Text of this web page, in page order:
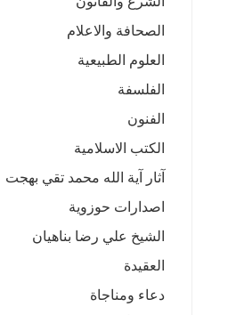
الصحافة والاعلام
العلوم الطبيعية
الفلسفة
الفنون
الكتب الاسلامية
آثار آية الله محمد تقي بهجت
اصدارات حوزوية
الشيخ علي رضا بناهيان
العقيدة
دعاء ومناجاة